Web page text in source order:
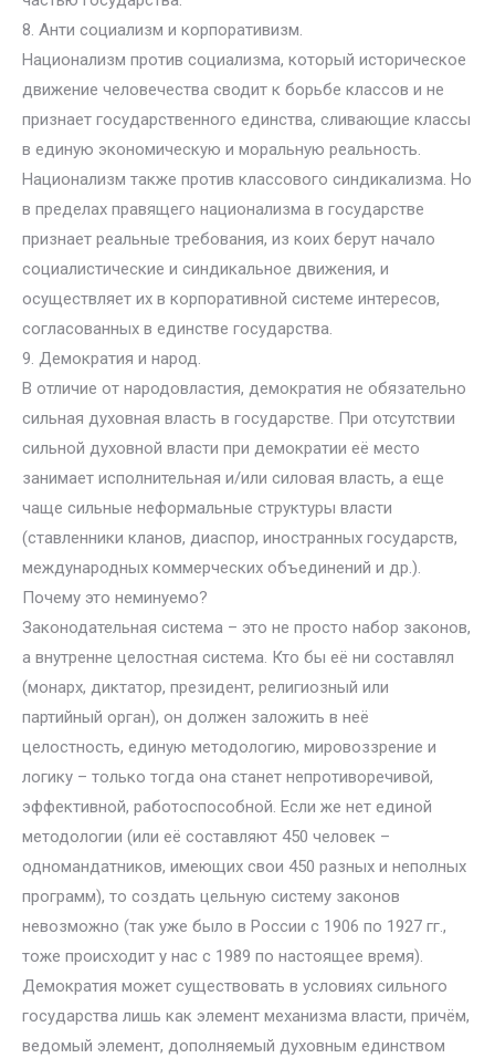
8. Анти социализм и корпоративизм.
Национализм против социализма, который историческое
движение человечества сводит к борьбе классов и не
признает государственного единства, сливающие классы
в единую экономическую и моральную реальность.
Национализм также против классового синдикализма. Но
в пределах правящего национализма в государстве
признает реальные требования, из коих берут начало
социалистические и синдикальное движения, и
осуществляет их в корпоративной системе интересов,
согласованных в единстве государства.
9. Демократия и народ.
В отличие от народовластия, демократия не обязательно
сильная духовная власть в государстве. При отсутствии
сильной духовной власти при демократии её место
занимает исполнительная и/или силовая власть, а еще
чаще сильные неформальные структуры власти
(ставленники кланов, диаспор, иностранных государств,
международных коммерческих объединений и др.).
Почему это неминуемо?
Законодательная система – это не просто набор законов,
а внутренне целостная система. Кто бы её ни составлял
(монарх, диктатор, президент, религиозный или
партийный орган), он должен заложить в неё
целостность, единую методологию, мировоззрение и
логику – только тогда она станет непротиворечивой,
эффективной, работоспособной. Если же нет единой
методологии (или её составляют 450 человек –
одномандатников, имеющих свои 450 разных и неполных
программ), то создать цельную систему законов
невозможно (так уже было в России с 1906 по 1927 гг.,
тоже происходит у нас с 1989 по настоящее время).
Демократия может существовать в условиях сильного
государства лишь как элемент механизма власти, причём,
ведомый элемент, дополняемый духовным единством